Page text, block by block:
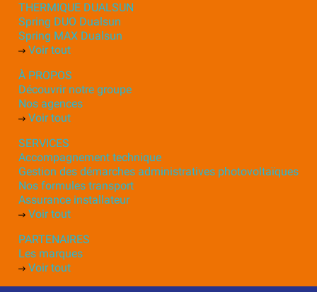
THERMIQUE DUALSUN
Spring DUO Dualsun
Spring MAX Dualsun
Voir tout
À PROPOS
Découvrir notre groupe
Nos agences
Voir tout
SERVICES
Accompagnement technique
Gestion des démarches administratives photovoltaïques
Nos formules transport
Assurance installateur
Voir tout
PARTENAIRES
Les marques
Voir tout